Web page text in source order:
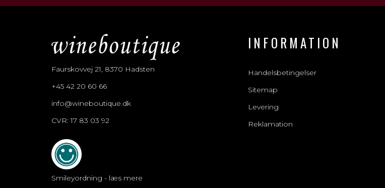
Faurskovvej 21, 8370 Hadsten
+45 42 20 60 66
info@wineboutique.dk
CVR: 17 83 03 92
Smileyordning - læs mere
INFORMATION
Handelsbetingelser
Sitemap
Levering
Reklamation